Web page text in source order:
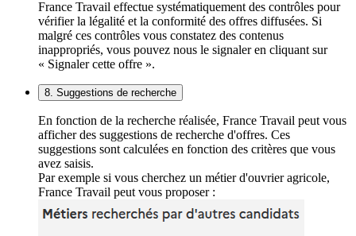
France Travail effectue systématiquement des contrôles pour
vérifier la légalité et la conformité des offres diffusées. Si
malgré ces contrôles vous constatez des contenus
inappropriés, vous pouvez nous le signaler en cliquant sur
« Signaler cette offre ».
8. Suggestions de recherche
En fonction de la recherche réalisée, France Travail peut vous
afficher des suggestions de recherche d'offres. Ces
suggestions sont calculées en fonction des critères que vous
avez saisis.
Par exemple si vous cherchez un métier d'ouvrier agricole,
France Travail peut vous proposer :